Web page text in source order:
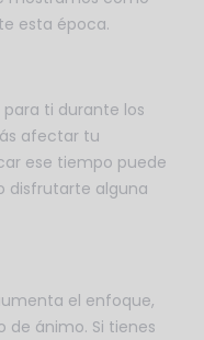
esta época.
ti durante los
afectar tu
ese tiempo puede
disfrutarte alguna
el enfoque,
ánimo. Si tienes